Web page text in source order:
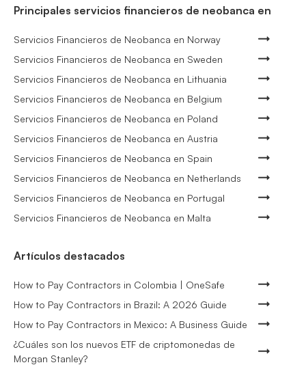
Principales servicios financieros de neobanca en
Servicios Financieros de Neobanca en Norway
Servicios Financieros de Neobanca en Sweden
Servicios Financieros de Neobanca en Lithuania
Servicios Financieros de Neobanca en Belgium
Servicios Financieros de Neobanca en Poland
Servicios Financieros de Neobanca en Austria
Servicios Financieros de Neobanca en Spain
Servicios Financieros de Neobanca en Netherlands
Servicios Financieros de Neobanca en Portugal
Servicios Financieros de Neobanca en Malta
Artículos destacados
How to Pay Contractors in Colombia | OneSafe
How to Pay Contractors in Brazil: A 2026 Guide
How to Pay Contractors in Mexico: A Business Guide
¿Cuáles son los nuevos ETF de criptomonedas de
Morgan Stanley?